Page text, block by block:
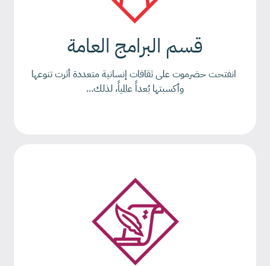
قسم البرامج العامة
انفتحت حضرموت على ثقافات إنسانية متعددة أثرت تنوعها
وأكسبتها بُعداً عالمياً، لذلك...